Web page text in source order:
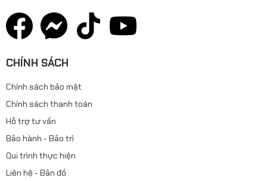
CHÍNH SÁCH
Chính sách bảo mật
Chính sách thanh toán
Hỗ trợ tư vấn
Bảo hành - Bảo trì
Qui trình thực hiện
Liên hệ - Bản đồ